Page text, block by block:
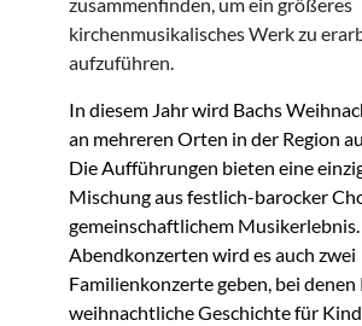
kirchenmusikalisches Werk zu
aufzuführen.
In diesem Jahr wird Bachs
an mehreren Orten in der Region
Die Aufführungen bieten eine
Mischung aus festlich-barocker
gemeinschaftlichem
Abendkonzerten wird es auch zwei
Familienkonzerte geben, bei
weihnachtliche Geschichte für